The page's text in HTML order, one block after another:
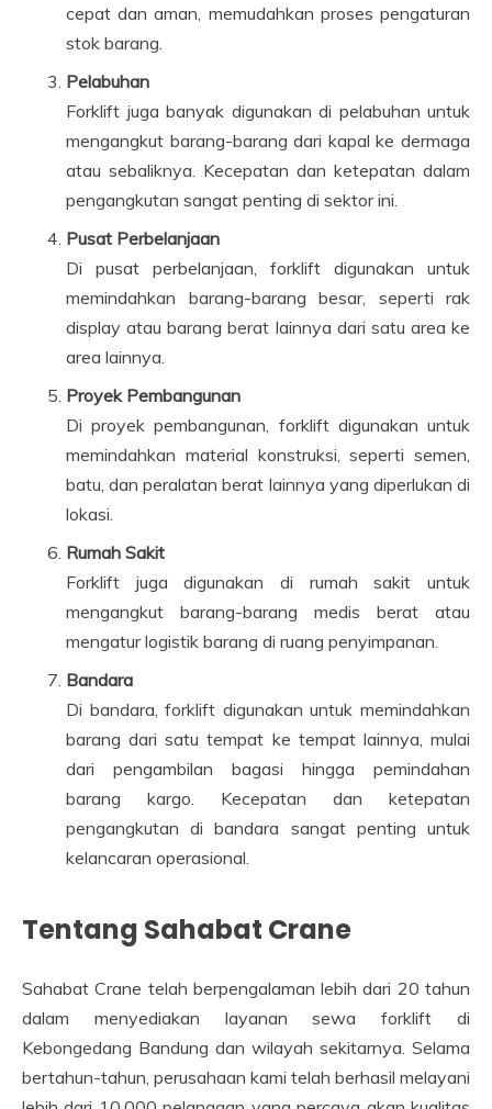
cepat dan aman, memudahkan proses pengaturan
stok barang.
Pelabuhan
Forklift juga banyak digunakan di pelabuhan untuk
mengangkut barang-barang dari kapal ke dermaga
atau sebaliknya. Kecepatan dan ketepatan dalam
pengangkutan sangat penting di sektor ini.
Pusat Perbelanjaan
Di pusat perbelanjaan, forklift digunakan untuk
memindahkan barang-barang besar, seperti rak
display atau barang berat lainnya dari satu area ke
area lainnya.
Proyek Pembangunan
Di proyek pembangunan, forklift digunakan untuk
memindahkan material konstruksi, seperti semen,
batu, dan peralatan berat lainnya yang diperlukan di
lokasi.
Rumah Sakit
Forklift juga digunakan di rumah sakit untuk
mengangkut barang-barang medis berat atau
mengatur logistik barang di ruang penyimpanan.
Bandara
Di bandara, forklift digunakan untuk memindahkan
barang dari satu tempat ke tempat lainnya, mulai
dari pengambilan bagasi hingga pemindahan
barang kargo. Kecepatan dan ketepatan
pengangkutan di bandara sangat penting untuk
kelancaran operasional.
Tentang Sahabat Crane
Sahabat Crane telah berpengalaman lebih dari 20 tahun
dalam menyediakan layanan sewa forklift di
Kebongedang Bandung dan wilayah sekitarnya. Selama
bertahun-tahun, perusahaan kami telah berhasil melayani